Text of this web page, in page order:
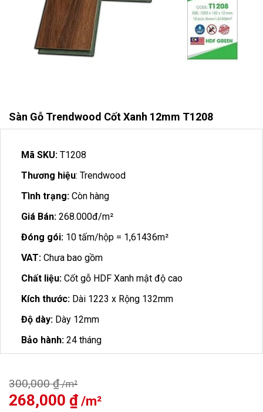
Sàn Gỗ Trendwood Cốt Xanh 12mm T1208
Mã SKU: T1208
Thương hiệu: Trendwood
Tình trạng: Còn hàng
Giá Bán: 268.000đ/m²
Đóng gói: 10 tấm/hộp = 1,61436m²
VAT: Chưa bao gồm
Chất liệu: Cốt gỗ HDF Xanh mật độ cao
Kích thước: Dài 1223 x Rộng 132mm
Độ dày: Dày 12mm
Bảo hành: 24 tháng
300,000₫
Giá
gốc
268,000 ₫